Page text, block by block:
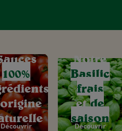
100%
Découvrir
Notre
Basilic
frais
etde
saison
Découvrir